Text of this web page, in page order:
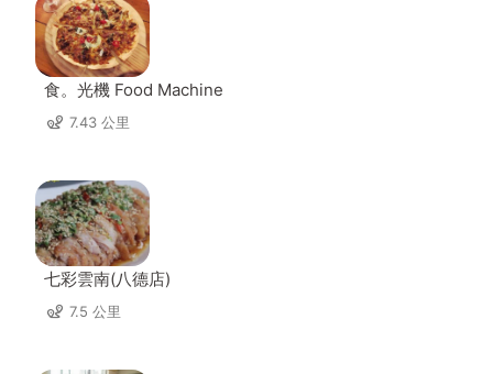
食。光機 Food Machine
7.43 公里
七彩雲南(八德店)
7.5 公里